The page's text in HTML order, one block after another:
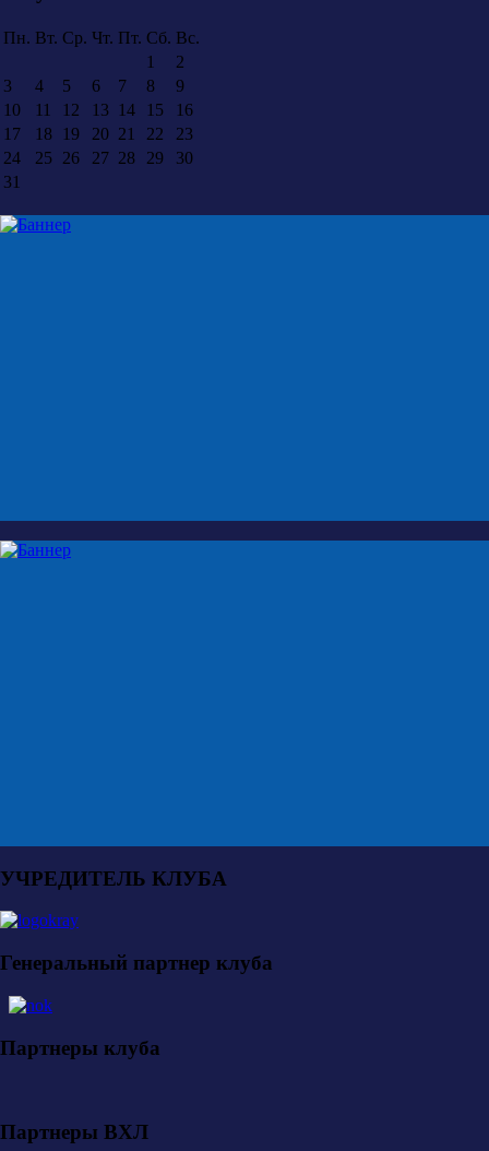
Пн. Вт. Ср. Чт. Пт. Сб. Вс.
1
2
3
4 5 6 7 8
9
10
11 12 13 14 15
16
17
18 19 20 21 22
23
24
25 26 27 28 29
30
31
УЧРЕДИТЕЛЬ КЛУБА
Генеральный партнер клуба
Партнеры клуба
Партнеры ВХЛ